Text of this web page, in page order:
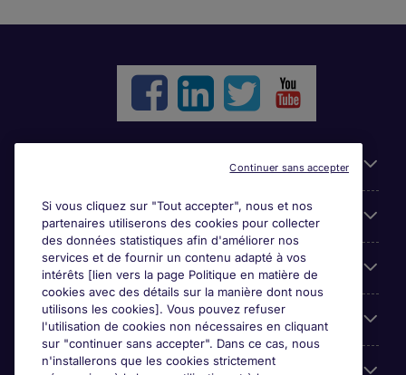
Parcourir nos offres
Cookie settings
Espace Entreprises
Qui Sommes-Nous ?
Si vous cliquez sur "Tout accepter", nous et nos
partenaires utiliserons des cookies pour collecter
des données statistiques afin d'améliorer nos
services et de fournir un contenu adapté à vos
intérêts [lien vers la page Politique en matière de
cookies avec des détails sur la manière dont nous
utilisons les cookies]. Vous pouvez refuser
l'utilisation de cookies non nécessaires en cliquant
sur "continuer sans accepter". Dans ce cas, nous
n'installerons que les cookies strictement
Continuer sans accepter